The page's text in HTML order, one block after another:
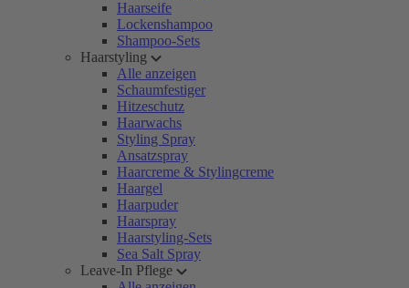
Haarseife
Lockenshampoo
Shampoo-Sets
Haarstyling
Alle anzeigen
Schaumfestiger
Hitzeschutz
Haarwachs
Styling Spray
Ansatzspray
Haarcreme & Stylingcreme
Haargel
Haarpuder
Haarspray
Haarstyling-Sets
Sea Salt Spray
Leave-In Pflege